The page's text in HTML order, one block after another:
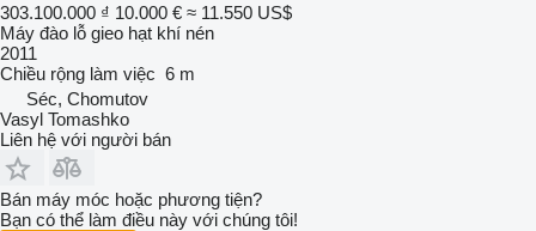
303.100.000 ₫ 10.000 € ≈ 11.550 US$
Máy đào lỗ gieo hạt khí nén
2011
Chiều rộng làm việc 6 m
Séc, Chomutov
Vasyl Tomashko
Liên hệ với người bán
Bán máy móc hoặc phương tiện?
Bạn có thể làm điều này với chúng tôi!